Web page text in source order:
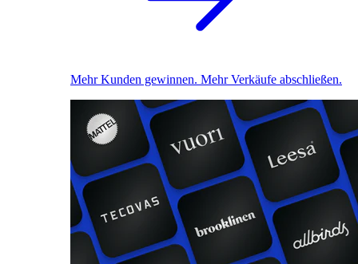
Mehr Kunden gewinnen. Mehr Verkäufe abschließen.